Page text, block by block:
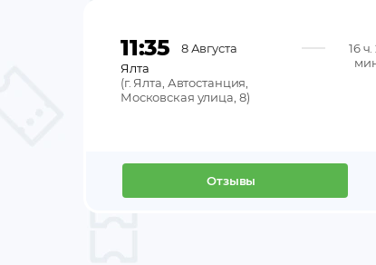
11:35
8 Августа
Ялта
(г. Ялта, Автостанция,
Московская улица, 8)
16 ч.
Отзывы